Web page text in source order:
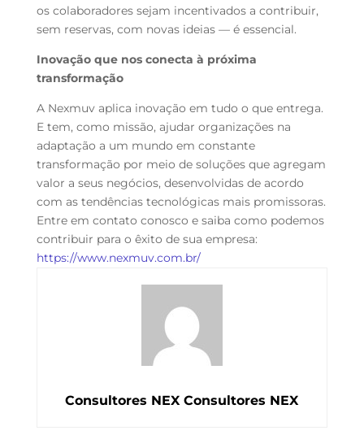
os colaboradores sejam incentivados a contribuir,
sem reservas, com novas ideias — é essencial.
Inovação que nos conecta à próxima
transformação
A Nexmuv aplica inovação em tudo o que entrega.
E tem, como missão, ajudar organizações na
adaptação a um mundo em constante
transformação por meio de soluções que agregam
valor a seus negócios, desenvolvidas de acordo
com as tendências tecnológicas mais promissoras.
Entre em contato conosco e saiba como podemos
contribuir para o êxito de sua empresa:
https://www.nexmuv.com.br/
Consultores NEX Consultores NEX